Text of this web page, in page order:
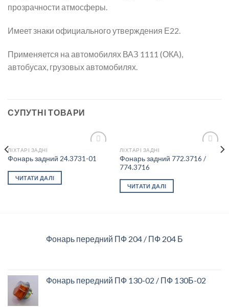
прозрачности атмосферы.
Имеет знаки официального утверждения Е22.
Применяется на автомобилях ВАЗ 1111 (ОКА),
автобусах, грузовых автомобилях.
СУПУТНІ ТОВАРИ
ЛІХТАРІ ЗАДНІ
Фонарь задний 24.3731-01
ЧИТАТИ ДАЛІ
ЛІХТАРІ ЗАДНІ
Фонарь задний 772.3716 /
774.3716
ЧИТАТИ ДАЛІ
Фонарь передний ПФ 204 / ПФ 204 Б
Фонарь передний ПФ 130-02 / ПФ 130Б-02